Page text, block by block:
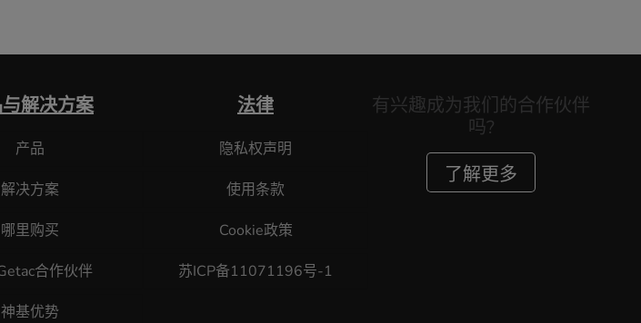
解决方案
产品
解决方案
哪里购买
合作伙伴
神基优势
法律
隐私权声明
使用条款
Cookie政策
苏ICP备11071196号-1
有兴趣成为我们的合作伙伴
吗?
了解更多